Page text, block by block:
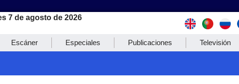
7 de agosto de 2026
Escáner Especiales Publicaciones Televisión